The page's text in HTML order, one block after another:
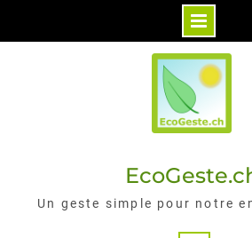
Un geste simple pour notre